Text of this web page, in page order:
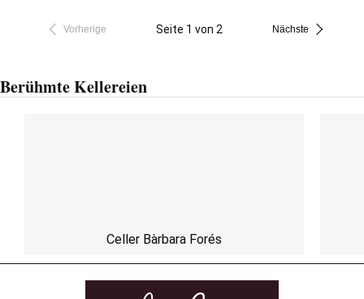
Vorherige Seite 1 von 2 Nächste
Berühmte Kellereien
Celler Bàrbara Forés